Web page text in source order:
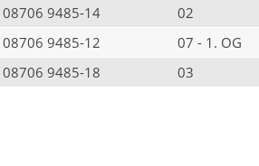
08706 9485-14 02
08706 9485-12 07 - 1. OG
08706 9485-18 03